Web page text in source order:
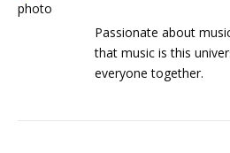
Passionate about
that music is this
everyone together.